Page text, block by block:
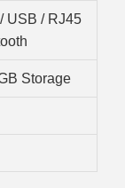
USB / RJ45
Storage